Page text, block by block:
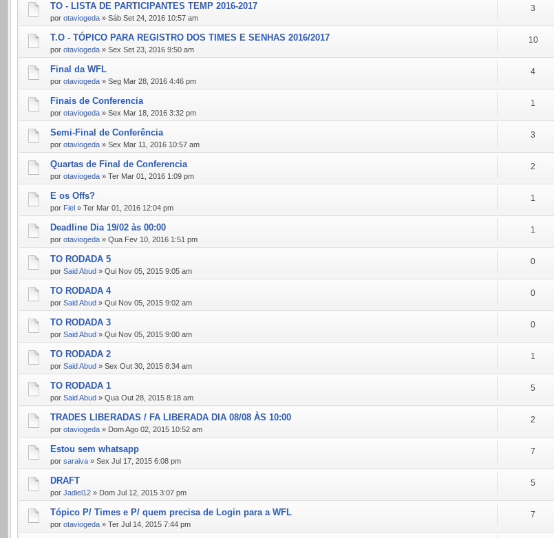
TO - LISTA DE PARTICIPANTES TEMP 2016-2017
por otaviogeda » Sáb Set 24, 2016 10:57 am
3
T.O - TÓPICO PARA REGISTRO DOS TIMES E SENHAS 2016/2017
por otaviogeda » Sex Set 23, 2016 9:50 am
10
Final da WFL
por otaviogeda » Seg Mar 28, 2016 4:46 pm
4
Finais de Conferencia
por otaviogeda » Sex Mar 18, 2016 3:32 pm
1
Semi-Final de Conferência
por otaviogeda » Sex Mar 11, 2016 10:57 am
3
Quartas de Final de Conferencia
por otaviogeda » Ter Mar 01, 2016 1:09 pm
2
E os Offs?
por Fiel » Ter Mar 01, 2016 12:04 pm
1
Deadline Dia 19/02 às 00:00
por otaviogeda » Qua Fev 10, 2016 1:51 pm
1
TO RODADA 5
por Said Abud » Qui Nov 05, 2015 9:05 am
0
TO RODADA 4
por Said Abud » Qui Nov 05, 2015 9:02 am
0
TO RODADA 3
por Said Abud » Qui Nov 05, 2015 9:00 am
0
TO RODADA 2
por Said Abud » Sex Out 30, 2015 8:34 am
1
TO RODADA 1
por Said Abud » Qua Out 28, 2015 8:18 am
5
TRADES LIBERADAS / FA LIBERADA DIA 08/08 ÀS 10:00
por otaviogeda » Dom Ago 02, 2015 10:52 am
2
Estou sem whatsapp
por saraiva » Sex Jul 17, 2015 6:08 pm
7
DRAFT
por Jadiel12 » Dom Jul 12, 2015 3:07 pm
5
Tópico P/ Times e P/ quem precisa de Login para a WFL
por otaviogeda » Ter Jul 14, 2015 7:44 pm
7